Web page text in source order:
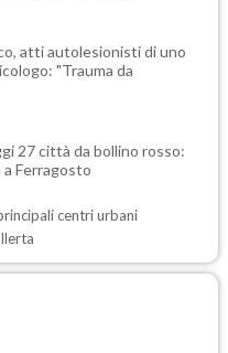
atti autolesionisti di uno
"Trauma da
27 città da bollino rosso:
Ferragosto
centri urbani